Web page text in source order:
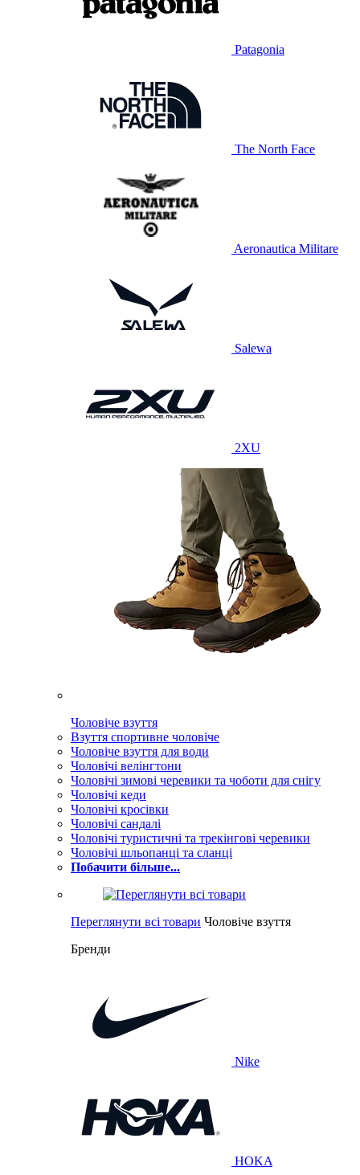
Patagonia
The North Face
Aeronautica Militare
Salewa
2XU
Чоловіче взуття
Взуття спортивне чоловіче
Чоловіче взуття для води
Чоловічі велінгтони
Чоловічі зимові черевики та чоботи для снігу
Чоловічі кеди
Чоловічі кросівки
Чоловічі сандалі
Чоловічі туристичні та трекінгові черевики
Чоловічі шльопанці та сланці
Побачити більше...
Переглянути всі товари Чоловіче взуття
Бренди
Nike
HOKA